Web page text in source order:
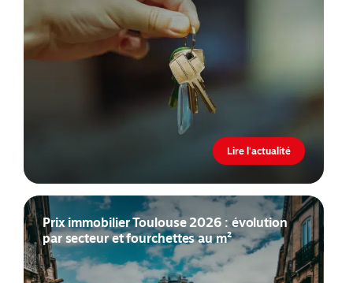
Lire l'actualité
Prix immobilier Toulouse 2026 : évolution
par secteur et fourchettes au m²